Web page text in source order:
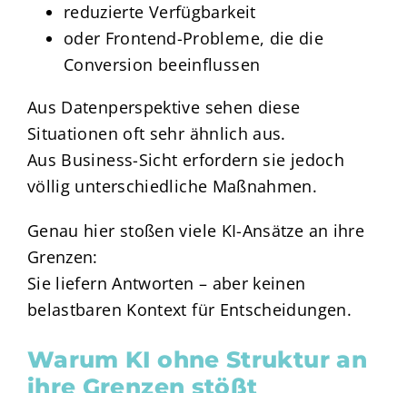
reduzierte Verfügbarkeit
oder Frontend-Probleme, die die
Conversion beeinflussen
Aus Datenperspektive sehen diese
Situationen oft sehr ähnlich aus.
Aus Business-Sicht erfordern sie jedoch
völlig unterschiedliche Maßnahmen.
Genau hier stoßen viele KI-Ansätze an ihre
Grenzen:
Sie liefern Antworten – aber keinen
belastbaren Kontext für Entscheidungen.
Warum KI ohne Struktur an
ihre Grenzen stößt